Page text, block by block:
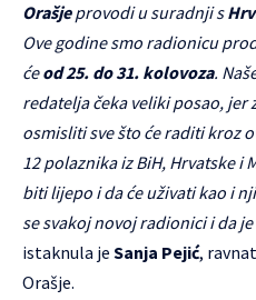
Orašjeprovodi u suradnji s
Ove godine smo radionicu
ćeod 25. do 31. kolovoza.
redatelja čeka veliki posao,
osmisliti sve što će raditi kroz
12 polaznika iz BiH, Hrvatske i
biti lijepo i da će uživati kao i
se svakoj novoj radionici i da
istaknula je Sanja Pejić,
Orašje.